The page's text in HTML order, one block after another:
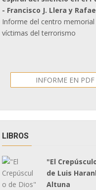
- Francisco J. Llera y
Informe del centro memorial
víctimas del terrorismo
INFORME EN PDF
LIBROS
"El
de Luis
Altuna